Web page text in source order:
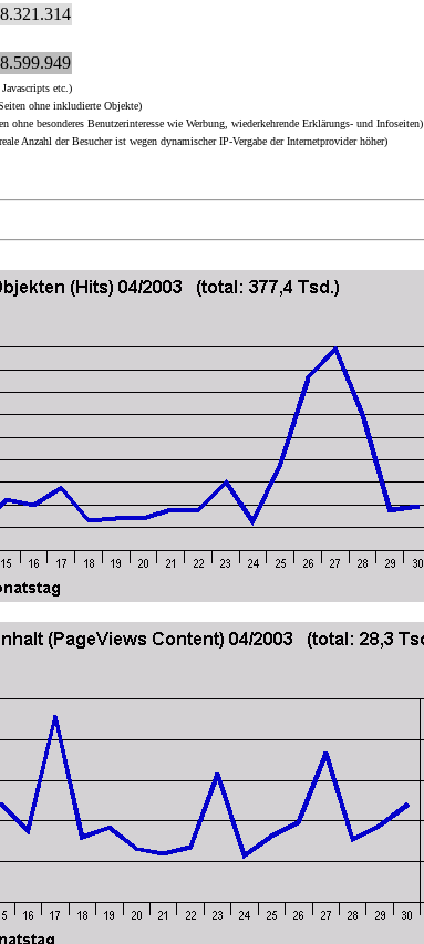
etc.)
ohne inkludierte Objekte)
ohne besonderes Benutzerinteresse wie Werbung, wiederkehrende Erklärungs- und Infoseiten)
Anzahl der Besucher ist wegen dynamischer IP-Vergabe der Internetprovider höher)